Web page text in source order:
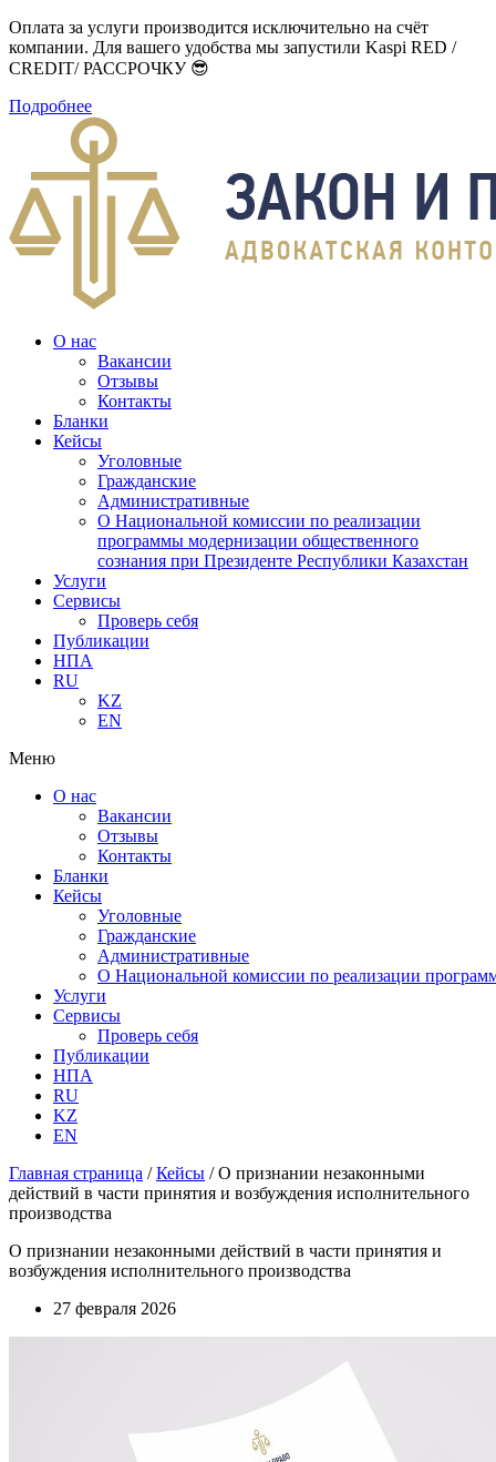
Оплата за услуги производится исключительно на счёт
компании. Для вашего удобства мы запустили Kaspi RED /
CREDIT/ РАССРОЧКУ 😎
Подробнее
О нас
Вакансии
Отзывы
Контакты
Бланки
Кейсы
Уголовные
Гражданские
Административные
О Национальной комиссии по реализации
программы модернизации общественного
сознания при Президенте Республики Казахстан
Услуги
Сервисы
Проверь себя
Публикации
НПА
RU
KZ
EN
Меню
О нас
Вакансии
Отзывы
Контакты
Бланки
Кейсы
Уголовные
Гражданские
Административные
О Национальной комиссии по реализации
Услуги
Сервисы
Проверь себя
Публикации
НПА
RU
KZ
EN
Главная страница /Кейсы /О признании незаконными
действий в части принятия и возбуждения исполнительного
производства
О признании незаконными действий в части принятия и
возбуждения исполнительного производства
27 февраля 2026